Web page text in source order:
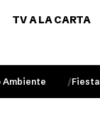
TV A LA CARTA
Ambiente